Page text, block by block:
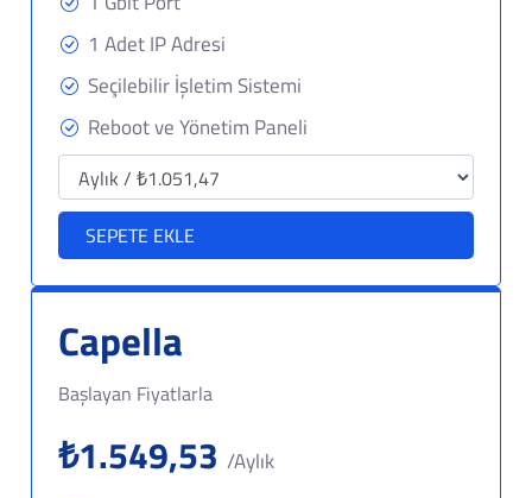
1 Adet IP Adresi
Seçilebilir İşletim Sistemi
Reboot ve Yönetim Paneli
SEPETE EKLE
Capella
Başlayan Fiyatlarla
₺1.549,53/Aylık